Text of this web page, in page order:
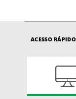
ACESSO RÁPIDO